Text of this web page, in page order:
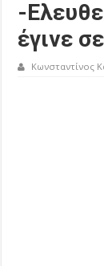
-
έγινε
Κωνσταντίνος